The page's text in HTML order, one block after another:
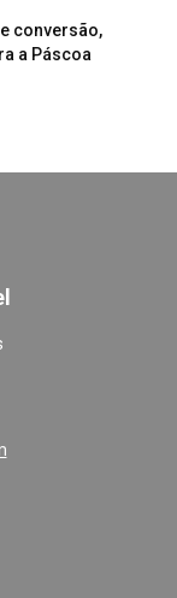
conversão,
a Páscoa